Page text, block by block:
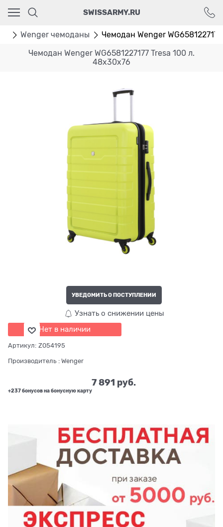
SWISSARMY.RU
Wenger чемоданы Чемодан Wenger
Чемодан Wenger WG6581227177 Tresa 100 л.
48x30x76
УВЕДОМИТЬ О ПОСТУПЛЕНИИ
Узнать о снижении цены
Нет в наличии
Артикул: Z054195
Производитель : Wenger
7 891 руб.
+237 бонусов на бонусную карту
Ваш город - Москва,
угадали?
ДА НЕТ